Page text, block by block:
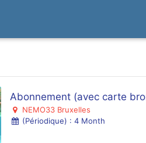
Abonnement (avec carte
NEMO33 Bruxelles
(Périodique) : 4 Month